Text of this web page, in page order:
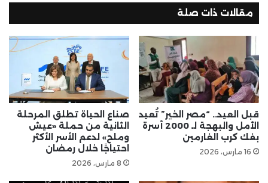
مقالات ذات صلة
قبل العيد.. “مصر الخير” تُعيد
الأمل والبهجة لـ 2000 أسرة
بفك كرب الغارمين
16 مارس، 2026
صناع الحياة تطلق المرحلة
الثانية من حملة «عيش
وملح» لدعم الأسر الأكثر
احتياجًا خلال رمضان
8 مارس، 2026